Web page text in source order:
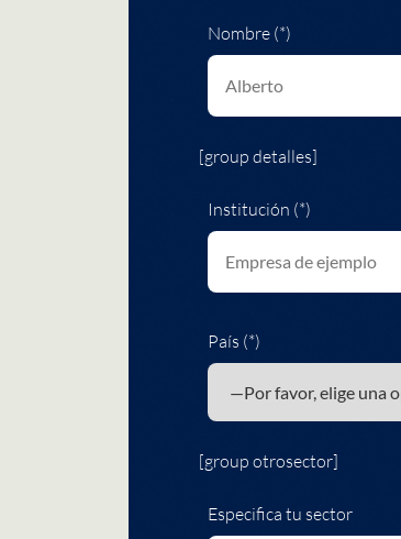
Nombre (*)
[group detalles]
Institución (*)
País (*)
[group otrosector]
Especifica tu sector